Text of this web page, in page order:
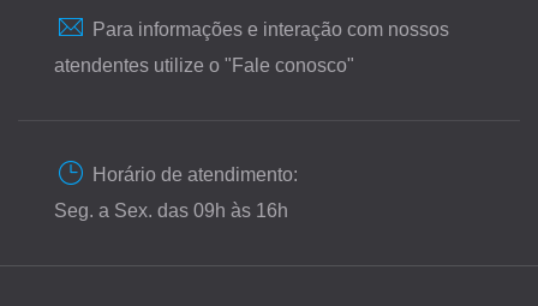
Para informações e interação com nossos
atendentes utilize o "Fale conosco"
Horário de atendimento:
Seg. a Sex. das 09h às 16h